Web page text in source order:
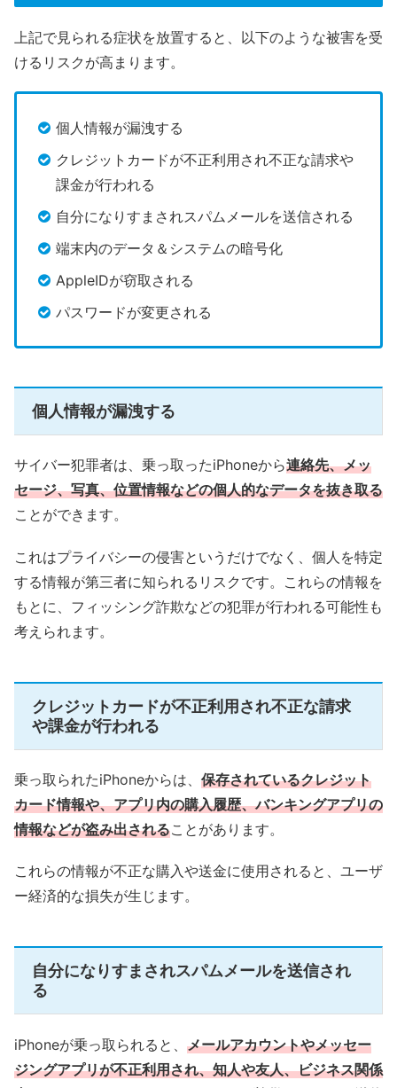
上記で見られる症状を放置すると、以下のような被害を受
けるリスクが高まります。
個人情報が漏洩する
クレジットカードが不正利用され不正な請求や
課金が行われる
自分になりすまされスパムメールを送信される
端末内のデータ＆システムの暗号化
AppleIDが窃取される
パスワードが変更される
個人情報が漏洩する
サイバー犯罪者は、乗っ取ったiPhoneから連絡先、メッ
セージ、写真、位置情報などの個人的なデータを抜き取る
ことができます。
これはプライバシーの侵害というだけでなく、個人を特定
する情報が第三者に知られるリスクです。これらの情報を
もとに、フィッシング詐欺などの犯罪が行われる可能性も
考えられます。
クレジットカードが不正利用され不正な請求
や課金が行われる
乗っ取られたiPhoneからは、 保存されているクレジット
カード情報や、アプリ内の購入履歴、バンキングアプリの
情報などが盗み出されることがあります。
これらの情報が不正な購入や送金に使用されると、ユーザ
ー経済的な損失が生じます。
自分になりすまされスパムメールを送信され
る
iPhoneが乗っ取られると、 メールアカウントやメッセー
ジングアプリが不正利用され、知人や友人、ビジネス関係